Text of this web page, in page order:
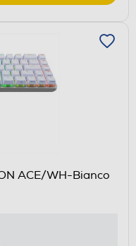
ACE/WH-Bianco